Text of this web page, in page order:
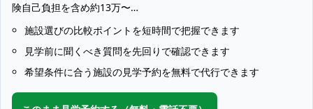
険自己負担を含め約13万〜…
施設選びの比較ポイントを短時間で把握できます
見学前に聞くべき質問を先回りで確認できます
希望条件に合う施設の見学予約を無料で代行できます